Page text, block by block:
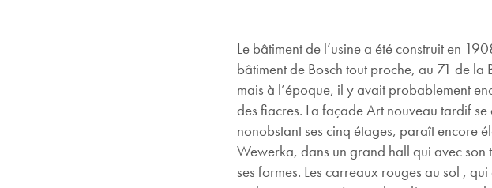
Le bâtiment de l’usine a été construit en
bâtiment de Bosch tout proche, au 71 de la
mais à l’époque, il y avait probablement
des fiacres. La façade Art nouveau tardif
nonobstant ses cinq étages, paraît encore
Wewerka, dans un grand hall qui avec son
ses formes. Les carreaux rouges au sol ,